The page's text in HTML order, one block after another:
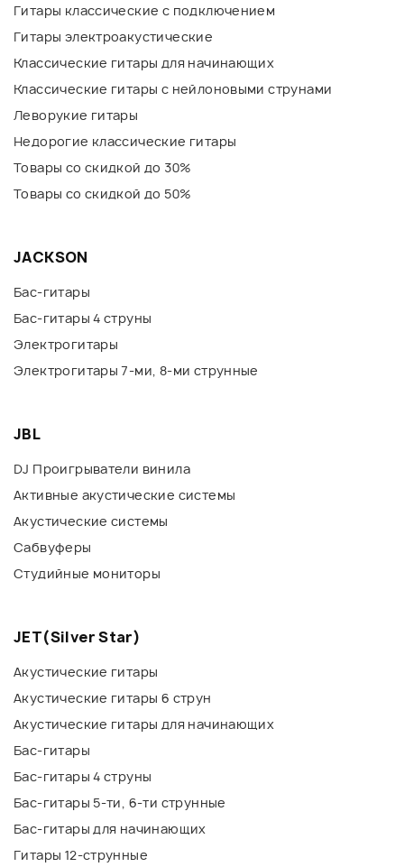
Гитары классические с подключением
Гитары электроакустические
Классические гитары для начинающих
Классические гитары с нейлоновыми струнами
Леворукие гитары
Недорогие классические гитары
Товары со скидкой до 30%
Товары со скидкой до 50%
JACKSON
Бас-гитары
Бас-гитары 4 струны
Электрогитары
Электрогитары 7-ми, 8-ми струнные
JBL
DJ Проигрыватели винила
Активные акустические системы
Акустические системы
Сабвуферы
Студийные мониторы
JET(Silver Star)
Акустические гитары
Акустические гитары 6 струн
Акустические гитары для начинающих
Бас-гитары
Бас-гитары 4 струны
Бас-гитары 5-ти, 6-ти струнные
Бас-гитары для начинающих
Гитары 12-струнные